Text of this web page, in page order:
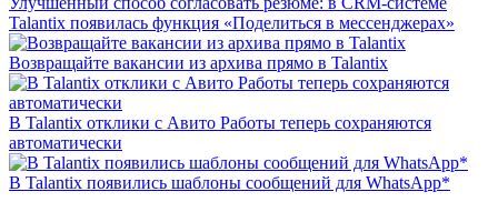
Talantix появилась функция «Поделиться в мессенджерах»
Возвращайте вакансии из архива прямо в Talantix
В Talantix отклики с Авито Работы теперь сохраняются
автоматически
В Talantix появились шаблоны сообщений для WhatsApp*